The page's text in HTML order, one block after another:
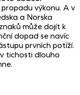
výkonu. A v
a Norska
může dojít k
dopad se navíc
prvních potíží.
tichosti dlouho